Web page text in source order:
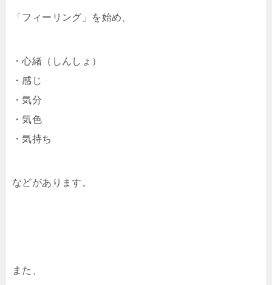
「フィーリング」を始め、
・心緒（しんしょ）
・感じ
・気分
・気色
・気持ち
などがあります。
また、